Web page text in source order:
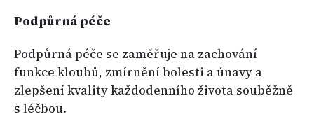
Podpůrná péče
Podpůrná péče se zaměřuje na zachování
funkce kloubů, zmírnění bolesti a únavy a
zlepšení kvality každodenního života souběžně
s léčbou.